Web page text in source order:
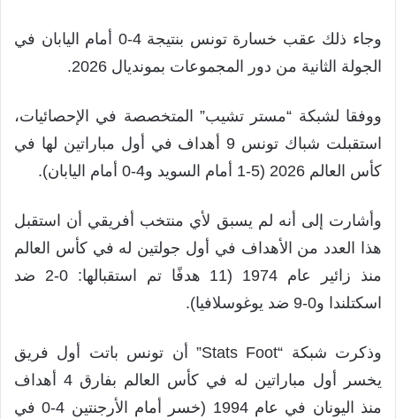
وجاء ذلك عقب خسارة تونس بنتيجة 4-0 أمام اليابان في
الجولة الثانية من دور المجموعات بمونديال 2026.
ووفقا لشبكة “مستر تشيب” المتخصصة في الإحصائيات،
استقبلت شباك تونس 9 أهداف في أول مباراتين لها في
كأس العالم 2026 (5-1 أمام السويد و4-0 أمام اليابان).
وأشارت إلى أنه لم يسبق لأي منتخب أفريقي أن استقبل
هذا العدد من الأهداف في أول جولتين له في كأس العالم
منذ زائير عام 1974 (11 هدفًا تم استقبالها: 0-2 ضد
اسكتلندا و0-9 ضد يوغوسلافيا).
وذكرت شبكة “Stats Foot” أن تونس باتت أول فريق
يخسر أول مباراتين له في كأس العالم بفارق 4 أهداف
منذ اليونان في عام 1994 (خسر أمام الأرجنتين 4-0 في